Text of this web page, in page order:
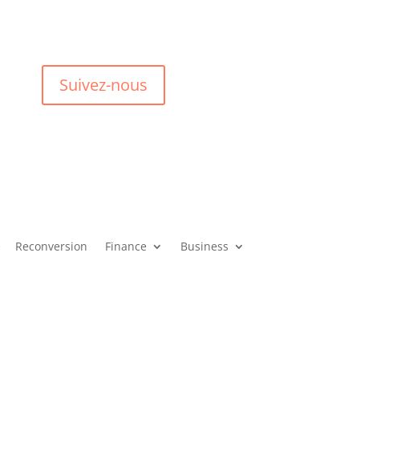
Suivez-nous
Reconversion Finance Business